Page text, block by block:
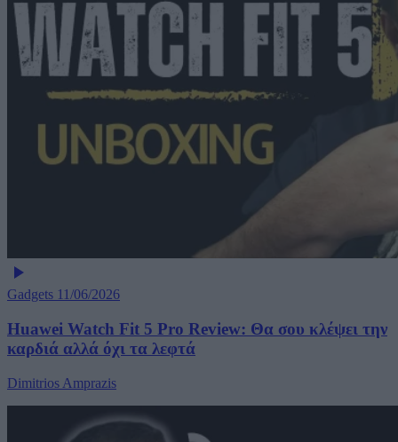
Gadgets 11/06/2026
Huawei Watch Fit 5 Pro Review: Θα σου κλέψει την
καρδιά αλλά όχι τα λεφτά
Dimitrios Amprazis